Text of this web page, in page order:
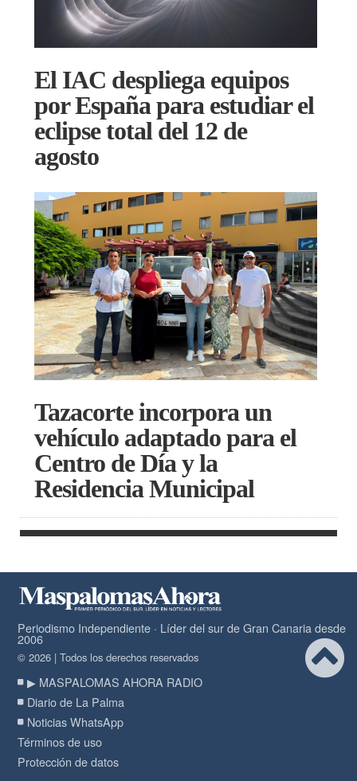
El IAC despliega equipos
por España para estudiar el
eclipse total del 12 de
agosto
Tazacorte incorpora un
vehículo adaptado para el
Centro de Día y la
Residencia Municipal
Periodismo Independiente · Líder del sur de Gran Canaria desde
2006
© 2026 | Todos los derechos reservados
▶ MASPALOMAS AHORA RADIO
Diario de La Palma
Noticias WhatsApp
Términos de uso
Protección de datos